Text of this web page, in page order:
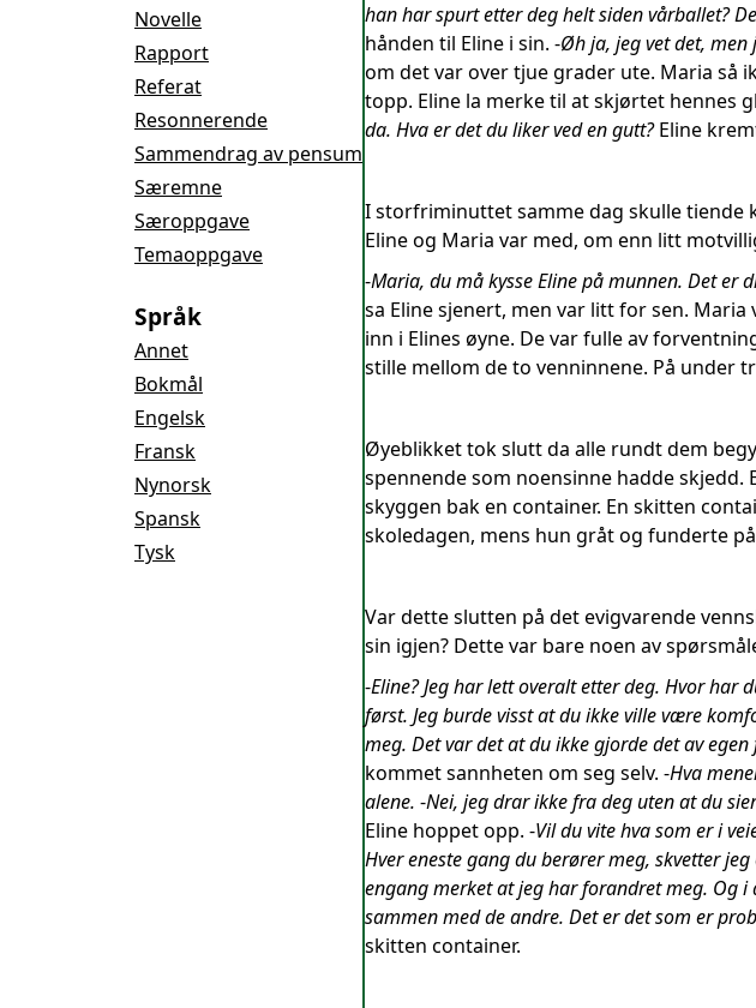
Novelle
Rapport
Referat
Resonnerende
Sammendrag av pensum
Særemne
Særoppgave
Temaoppgave
Språk
Annet
Bokmål
Engelsk
Fransk
Nynorsk
Spansk
Tysk
han har spurt etter deg helt siden vårballet?
hånden til Eline i sin. -Øh ja, jeg vet det, men
om det var over tjue grader ute. Maria så
topp. Eline la merke til at skjørtet hennes
da. Hva er det du liker ved en gutt?Eline
I storfriminuttet samme dag skulle tiende
Eline og Maria var med, om enn litt
-Maria, du må kysse Eline på munnen. Det er
sa Eline sjenert, men var litt for sen.
inn i Elines øyne. De var fulle av
stille mellom de to venninnene. På under
Øyeblikket tok slutt da alle rundt dem
spennende som noensinne hadde skjedd.
skyggen bak en container. En skitten
skoledagen, mens hun gråt og funderte
Var dette slutten på det evigvarende
sin igjen? Dette var bare noen av
-Eline? Jeg har lett overalt etter deg. Hvor
først. Jeg burde visst at du ikke ville være
meg. Det var det at du ikke gjorde det av egen
kommet sannheten om seg selv. -Hva
alene. -Nei, jeg drar ikke fra deg uten at du
Eline hoppet opp. -Vil du vite hva som er i
Hver eneste gang du berører meg, skvetter
engang merket at jeg har forandret meg. Og
sammen med de andre. Det er det som er
skitten container.